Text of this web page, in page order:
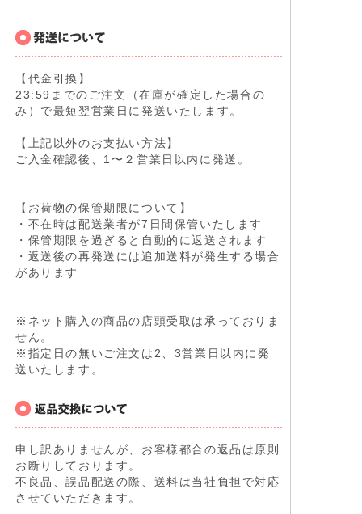
【代金引換】
23:59までのご注文（在庫が確定した場合の
み）で最短翌営業日に発送いたします。
【上記以外のお支払い方法】
ご入金確認後、1〜２営業日以内に発送。
【お荷物の保管期限について】
・不在時は配送業者が7日間保管いたします
・保管期限を過ぎると自動的に返送されます
・返送後の再発送には追加送料が発生する場合
があります
※ネット購入の商品の店頭受取は承っておりま
せん。
※指定日の無いご注文は2、3営業日以内に発
送いたします。
申し訳ありませんが、お客様都合の返品は原則
お断りしております。
不良品、誤品配送の際、送料は当社負担で対応
させていただきます。